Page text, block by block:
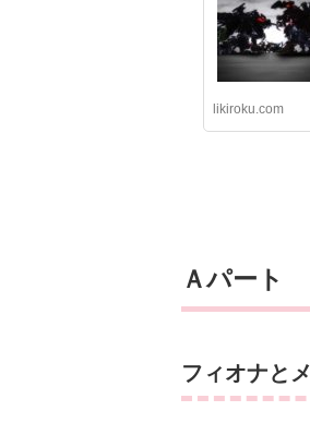
likiroku.com
Ａパート
フィオナと